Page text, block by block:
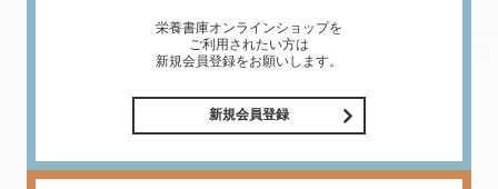
栄養書庫オンラインショップを
ご利用されたい方は
新規会員登録をお願いします。
新規会員登録